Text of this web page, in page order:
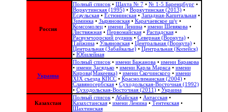
Россия
Полный список• Шахта № 7• № 1-5 Баренцбург•
Воркутинская (1995)• Воркутинская (2013)•
Есаульская• Естюнинская• Западная-Капитальная•
Зиминка• Зыряновская• Карачаевское ш/у•
Комсомолец• имени Ленина• имени Шевякова•
Листвяжная• Первомайская• Распадская•
Расвумчоррский рудник• Северная (Воркута)•
Тайжина• Ульяновская• Центральная (Воркута)•
Центральная (Забайкалье)• Центральная (Копейск)
• Юбилейная
Украина
Полный список• имени Бажанова• имени Баракова
• имени Засядько • имени Карла Маркса• имени
Кирова(Макеевка)• имени Скочинского • имени
ХІХ съезда КПСС• Краснолиманская (2004)•
Славяносербская• Суходольская-Восточная (1992)
• Суходольская-Восточная (2011)• Украина
Казахстан
Полный список• Абайская• Актасская•
Казахстанская• имени Ленина• Тентекская•
Шахтинская